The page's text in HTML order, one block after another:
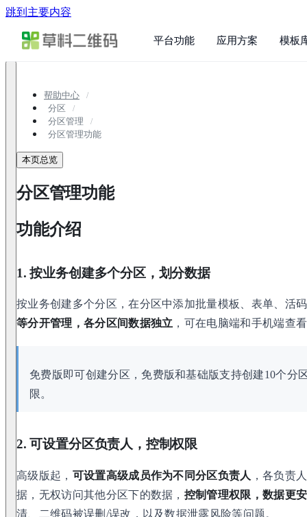
跳到主要内容
平台功能 应用方案 模板
帮助中心
分区
分区管理
分区管理功能
本页总览
分区管理功能
功能介绍
1. 按业务创建多个分区，划分数据
按业务创建多个分区，在分区中添加批量模板、表单、活
等分开管理，各分区间数据独立 ，可在电脑端和手机端查
免费版即可创建分区，免费版和基础版支持创建10个分
限。
2. 可设置分区负责人，控制权限
高级版起， 可设置高级成员作为不同分区负责人 ，各负责
据，无权访问其他分区下的数据， 控制管理权限，数据更
清、二维码被误删/误改，以及数据泄露风险等问题。